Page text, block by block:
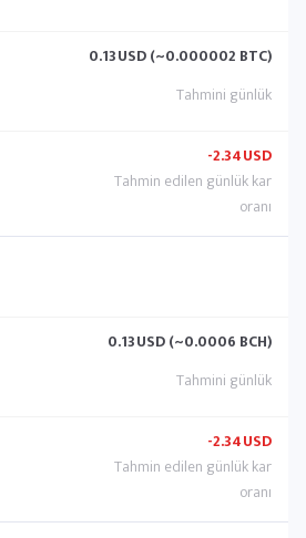
0.13USD (~0.000002 BTC)
-2.34USD
0.13USD (~0.0006 BCH)
-2.34USD